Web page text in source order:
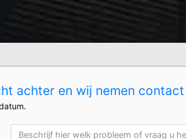
achter en wij nemen